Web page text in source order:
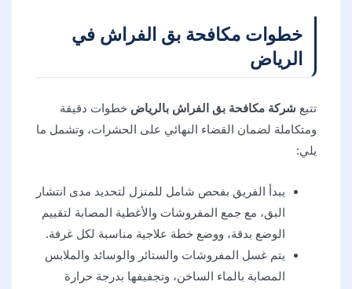
خطوات مكافحة بق الفراش في
الرياض
تتبع شركة مكافحة بق الفراش بالرياض خطوات دقيقة
ومتكاملة لضمان القضاء النهائي على الحشرات، وتشمل ما
يلي:
يبدأ الفريق بفحص شامل للمنزل لتحديد مدى انتشار
البق، مع جمع المفروشات والأغطية المصابة لتقييم
الوضع بدقة، ووضع خطة علاجية مناسبة لكل غرفة.
يتم غسل المفروشات والستائر والوسائد والملابس
المصابة بالماء الساخن، وتجفيفها بدرجة حرارة